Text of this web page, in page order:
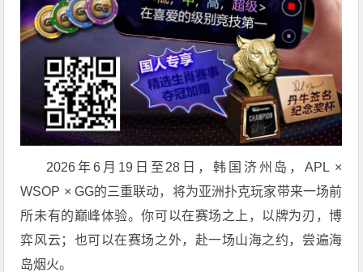
2026年6月19日至28日，韩国济州岛，APL ×
WSOP × GG的三重联动，将为亚洲扑克玩家带来一场前
所未有的巅峰体验。你可以在赛场之上，以牌为刃，博
弈风云；也可以在赛场之外，赴一场山海之约，尝遍海
岛烟火。